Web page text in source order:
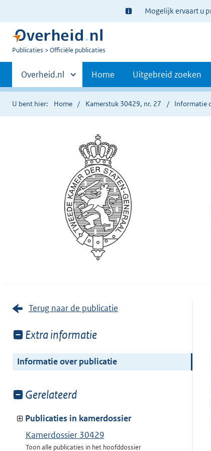
Ter
informatie:
Mogelijk ervaart u
U
Publicaties Officiële publicaties
Primaire
navigatie
Andere
sites
binnen
Overheid.nl Home Uitgebreid zoeken
U bent hier: Home Kamerstuk 30429, nr. 27 Informatie
Terug naar de publicatie
Toon
van:
Extra informatie
Informatie over publicatie
Toon
van:
Gerelateerd
Publicaties in kamerdossier
Kamerdossier 30429
Toon alle publicaties in het hoofddossier